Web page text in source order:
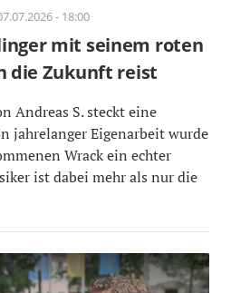
- 18:00
mit seinem roten
die Zukunft reist
Andreas S. steckt eine
jahrelanger Eigenarbeit wurde
Wrack ein echter
ist dabei mehr als nur die